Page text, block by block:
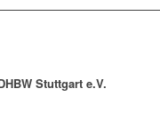
Stuttgart e.V.